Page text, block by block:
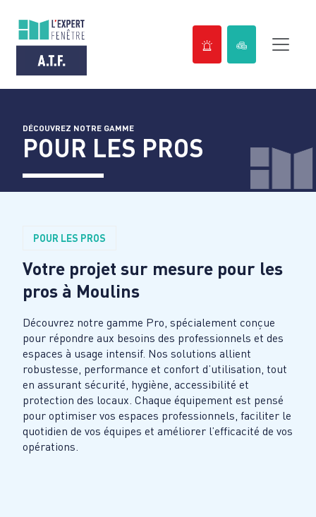
contenuDÉCOUVREZ NOTRE GAMME
POUR LES PROS
POUR LES PROS
Votre projet sur mesure pour les
pros à Moulins
Découvrez notre gamme Pro, spécialement conçue
pour répondre aux besoins des professionnels et des
espaces à usage intensif. Nos solutions allient
robustesse, performance et confort d’utilisation, tout
en assurant sécurité, hygiène, accessibilité et
protection des locaux. Chaque équipement est pensé
pour optimiser vos espaces professionnels, faciliter le
quotidien de vos équipes et améliorer l’efficacité de vos
opérations.